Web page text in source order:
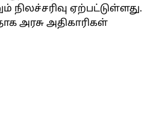
ஏற்பட்டுள்ளது.
அரசு அதிகாரிகள்